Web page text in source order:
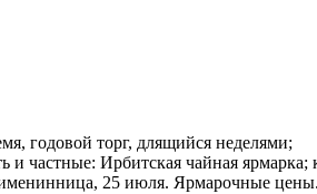
годовой торг, длящийся неделями;
частные: Ирбитская чайная
25 июля. Ярмарочные